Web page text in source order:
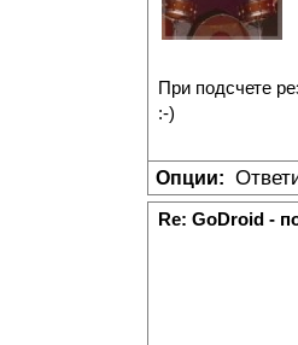
При подсчете
:-)
Опции:
Re: GoDroid -